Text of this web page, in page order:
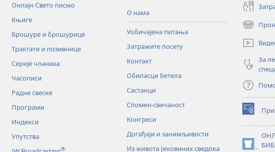
Онлајн Свето писмо
Књиге
Брошуре и брошурице
Трактати и позивнице
Серије чланака
Часописи
Радне свеске
Програми
Индекси
Упутства
®
О нама
Уобичајена питања
Затражите посету
Контакт
Обиласци Бетела
Састанци
Спомен-свечаност
Конгреси
Догађаји и занимљивости
Из живота Јеховиних сведока
(отвара
нови
прозор)
За
(отвара
нови
прозор)
(отвара